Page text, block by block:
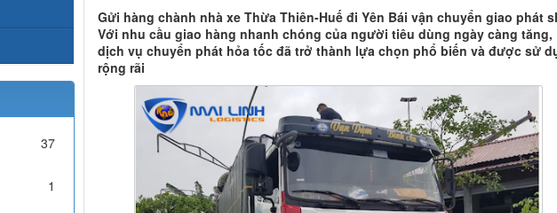
Gửi hàng chành nhà xe Thừa Thiên-Huế đi Yên Bái vận chuyển giao phát
Với nhu cầu giao hàng nhanh chóng của người tiêu dùng ngày càng tăng,
dịch vụ chuyển phát hỏa tốc đã trở thành lựa chọn phổ biến và được sử
rộng rãi
37
1